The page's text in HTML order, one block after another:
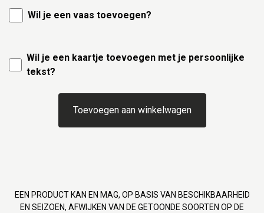
Wil je een vaas toevoegen?
Wil je een kaartje toevoegen met je persoonlijke
tekst?
Toevoegen aan winkelwagen
EEN PRODUCT KAN EN MAG, OP BASIS VAN BESCHIKBAARHEID
EN SEIZOEN, AFWIJKEN VAN DE GETOONDE SOORTEN OP DE